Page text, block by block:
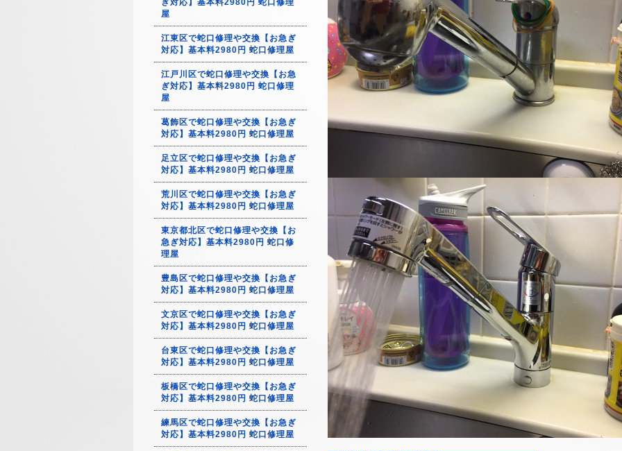
ぎ対応】基本料2980円 蛇口修理
屋
江東区で蛇口修理や交換【お急ぎ
対応】基本料2980円 蛇口修理屋
江戸川区で蛇口修理や交換【お急
ぎ対応】基本料2980円 蛇口修理
屋
葛飾区で蛇口修理や交換【お急ぎ
対応】基本料2980円 蛇口修理屋
足立区で蛇口修理や交換【お急ぎ
対応】基本料2980円 蛇口修理屋
荒川区で蛇口修理や交換【お急ぎ
対応】基本料2980円 蛇口修理屋
東京都北区で蛇口修理や交換【お
急ぎ対応】基本料2980円 蛇口修
理屋
豊島区で蛇口修理や交換【お急ぎ
対応】基本料2980円 蛇口修理屋
文京区で蛇口修理や交換【お急ぎ
対応】基本料2980円 蛇口修理屋
台東区で蛇口修理や交換【お急ぎ
対応】基本料2980円 蛇口修理屋
板橋区で蛇口修理や交換【お急ぎ
対応】基本料2980円 蛇口修理屋
練馬区で蛇口修理や交換【お急ぎ
対応】基本料2980円 蛇口修理屋